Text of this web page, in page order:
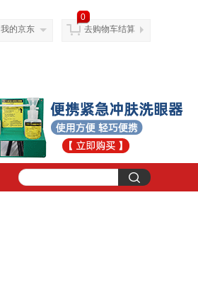
我的京东
0
去购物车结算